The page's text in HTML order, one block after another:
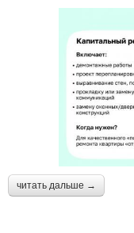
читать дальше →